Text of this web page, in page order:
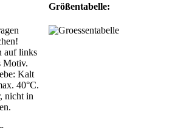
auf links
Motiv.
Kalt
40°C.
nicht in
Größentabelle: